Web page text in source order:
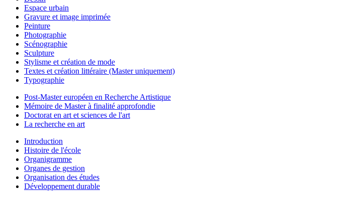
Espace urbain
Gravure et image imprimée
Peinture
Photographie
Scénographie
Sculpture
Stylisme et création de mode
Textes et création littéraire (Master uniquement)
Typographie
Post-Master européen en Recherche Artistique
Mémoire de Master à finalité approfondie
Doctorat en art et sciences de l'art
La recherche en art
Introduction
Histoire de l'école
Organigramme
Organes de gestion
Organisation des études
Développement durable